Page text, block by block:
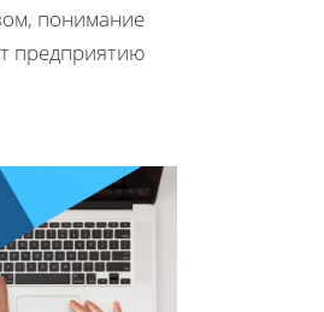
понимание
предприятию